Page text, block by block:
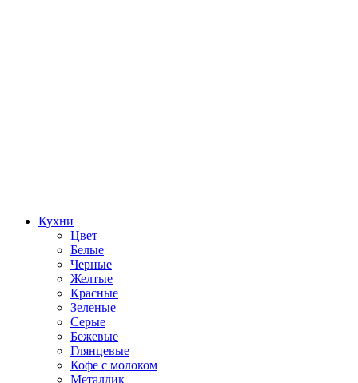
Кухни
Цвет
Белые
Черные
Желтые
Красные
Зеленые
Серые
Бежевые
Глянцевые
Кофе с молоком
Металлик